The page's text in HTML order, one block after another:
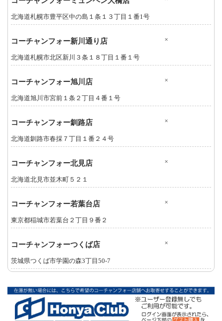
北海道札幌市豊平区中の島１条１３丁目１番1号
コーチャンフォー新川通り店 ×
北海道札幌市北区新川３条１８丁目１番１号
コーチャンフォー旭川店 ×
北海道旭川市宮前１条２丁目４番１号
コーチャンフォー釧路店 ×
北海道釧路市春採７丁目１番２４号
コーチャンフォー北見店 ×
北海道北見市並木町５２１
コーチャンフォー若葉台店 ×
東京都稲城市若葉台２丁目９番２
コーチャンフォーつくば店 ×
茨城県つくば市学園の森3丁目50-7